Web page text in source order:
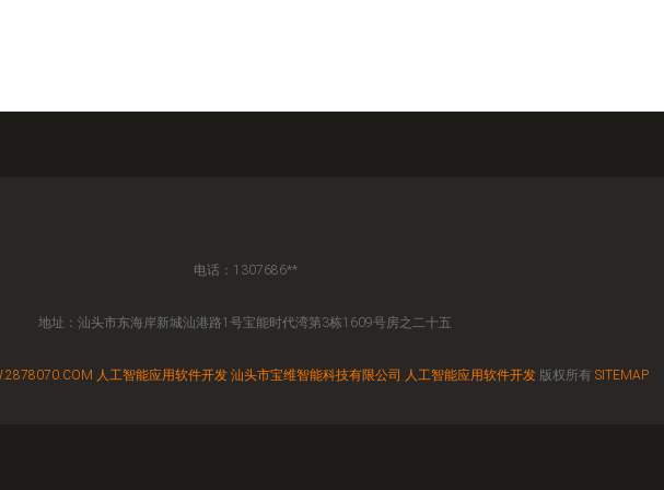
电话：1307686**
地址：汕头市东海岸新城汕港路1号宝能时代湾第3栋1609号房之二十五
人工智能应用软件开发 汕头市宝维智能科技有限公司 人工智能应用软件开发版权所有 SITEMAP